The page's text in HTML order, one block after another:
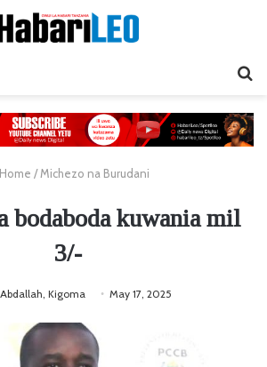
Home /Michezo na Burudani
bodaboda kuwania mil
3/-
Kigoma May 17, 2025